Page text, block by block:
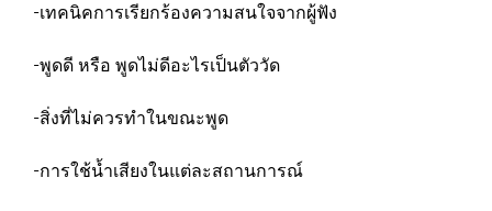
-เทคนิคการเรียกร้องความสนใจจากผู้ฟัง
-พูดดี หรือ พูดไม่ดีอะไรเป็นตัววัด
-สิ่งที่ไม่ควรทำในขณะพูด
-การใช้น้ำเสียงในแต่ละสถานการณ์